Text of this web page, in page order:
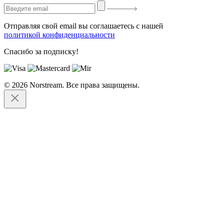
Отправляя свой email вы соглашаетесь с нашей
политикой конфиденциальности
Спасибо за подписку!
© 2026 Norstream. Все права защищены.